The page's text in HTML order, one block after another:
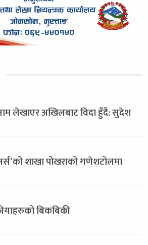
लेखाएर अखिलबाट विदा हुँदै: सुदेश
शाखा पोखराको गणेशटोलमा
बिकबिकी